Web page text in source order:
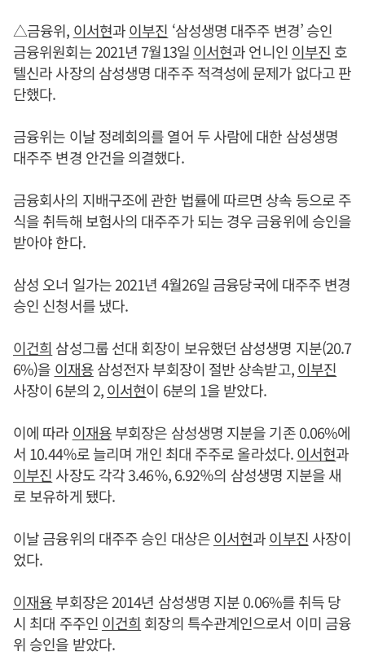
△금융위, 이서현과이부진 ‘삼성생명 대주주 변경’ 승인
금융위원회는 2021년 7월13일 이서현과 언니인 이부진 호
텔신라 사장의 삼성생명 대주주 적격성에 문제가 없다고 판
단했다.
금융위는 이날 정례회의를 열어 두 사람에 대한 삼성생명
대주주 변경 안건을 의결했다.
금융회사의 지배구조에 관한 법률에 따르면 상속 등으로 주
식을 취득해 보험사의 대주주가 되는 경우 금융위에 승인을
받아야 한다.
삼성 오너 일가는 2021년 4월26일 금융당국에 대주주 변경
승인 신청서를 냈다.
이건희 삼성그룹 선대 회장이 보유했던 삼성생명 지분(20.7
6%)을 이재용삼성전자 부회장이 절반 상속받고,이부진
사장이 6분의 2,이서현이 6분의 1을 받았다.
이에 따라 이재용부회장은 삼성생명 지분을 기존 0.06%에
서 10.44％로 늘리며 개인 최대 주주로 올라섰다.이서현과
이부진 사장도 각각 3.46％, 6.92％의 삼성생명 지분을 새
로 보유하게 됐다.
이날 금융위의 대주주 승인 대상은이서현과이부진 사장이
었다.
이재용부회장은 2014년 삼성생명 지분 0.06%를 취득 당
시 최대 주주인 이건희 회장의 특수관계인으로서 이미 금융
위 승인을 받았다.